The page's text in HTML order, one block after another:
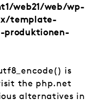
web21/web/wp-
template-
is
the php.net
alternatives in